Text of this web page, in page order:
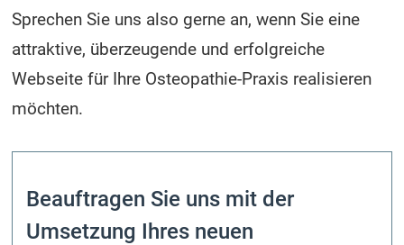
Sprechen Sie uns also gerne an, wenn Sie eine
attraktive, überzeugende und erfolgreiche
Webseite für Ihre Osteopathie-Praxis realisieren
möchten.
Beauftragen Sie uns mit der
Umsetzung Ihres neuen